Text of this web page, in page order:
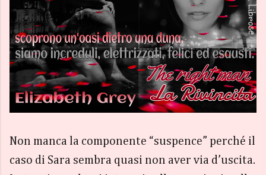
Non manca la componente “suspence” perché il
caso di Sara sembra quasi non aver via d’uscita.